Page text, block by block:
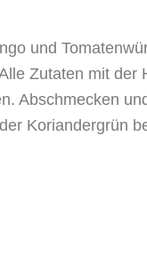
und
Zutaten mit der
Abschmecken
Koriandergrün